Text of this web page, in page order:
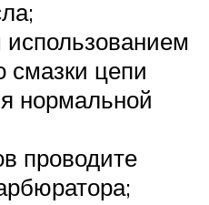
смазки цепи
нормальной
проводите